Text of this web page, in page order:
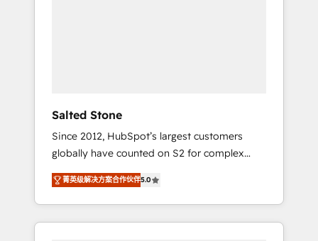
Salted Stone
Since 2012, HubSpot’s largest customers
globally have counted on S2 for complex
migrations, change management, systems
integration, and creative solutions that
deliver measurable impact and transform
brand experiences As one of the few full-
菁英级解决方案合作伙伴5.0